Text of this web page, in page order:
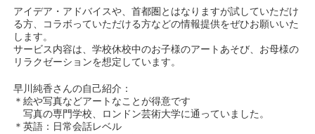
アイデア・アドバイスや、首都圏とはなりますが試していただけ
る方、コラボっていただける方などの情報提供をぜひお願いいた
します。
サービス内容は、学校休校中のお子様のアートあそび、お母様の
リラクゼーションを想定しています。
早川純香さんの自己紹介：
＊絵や写真などアートなことが得意です
写真の専門学校、ロンドン芸術大学に通っていました。
＊英語：日常会話レベル